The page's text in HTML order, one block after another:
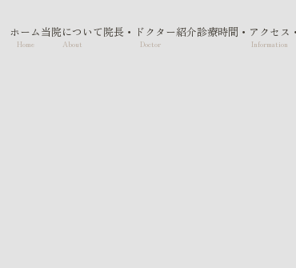
ホーム
Home
当院について
About
院長・ドクター紹介
Doctor
診療時間・アクセス
Information